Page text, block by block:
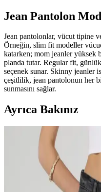
Jean Pantolon
Jean pantolonlar, vücut tipine
Örneğin, slim fit modeller
katarken; mom jeanler yüksek
planda tutar. Regular fit,
seçenek sunar. Skinny jeanler
çeşitlilik, jean pantolonun her
sunmasını sağlar.
Ayrıca Bakınız
Raw Denim
Uyumu Üzerine
Raw denim pantolonlarda
ceplerin dar olması gibi teknik
Beden uyumu ve marka